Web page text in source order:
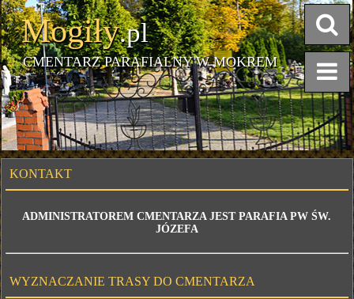
Mogiły.pl
CMENTARZ PARAFIALNY W MOKREM
KONTAKT
ADMINISTRATOREM CMENTARZA JEST PARAFIA PW ŚW.
JÓZEFA
WYZNACZANIE TRASY DO CMENTARZA